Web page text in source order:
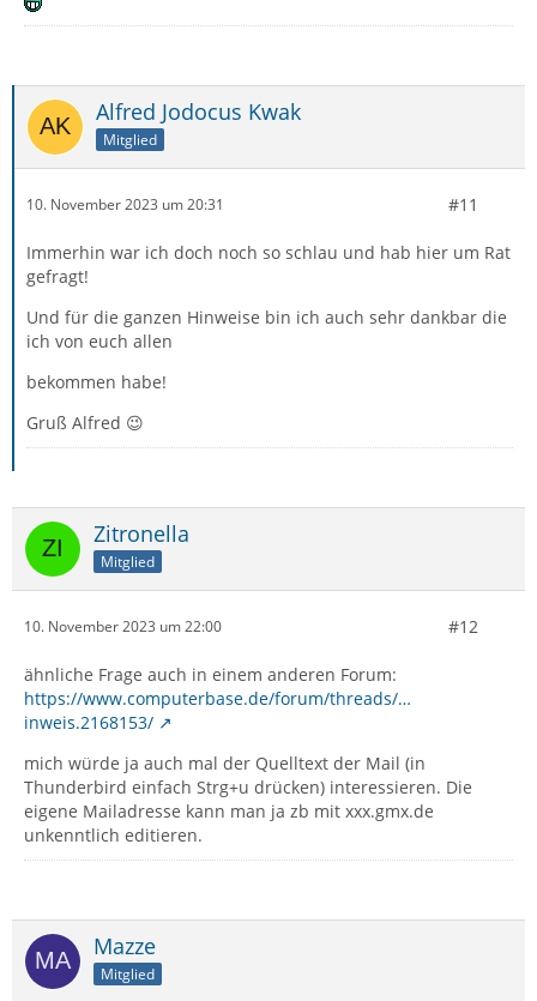
Alfred Jodocus Kwak
Mitglied
10. November 2023 um 20:31 #11
Immerhin war ich doch noch so schlau und hab hier um Rat
gefragt!
Und für die ganzen Hinweise bin ich auch sehr dankbar die
ich von euch allen
bekommen habe!
Gruß Alfred 😉
Zitronella
Mitglied
10. November 2023 um 22:00 #12
ähnliche Frage auch in einem anderen Forum:
https://www.computerbase.de/forum/threads/…
inweis.2168153/
mich würde ja auch mal der Quelltext der Mail (in
Thunderbird einfach Strg+u drücken) interessieren. Die
eigene Mailadresse kann man ja zb mit xxx.gmx.de
unkenntlich editieren.
Mazze
Mitglied